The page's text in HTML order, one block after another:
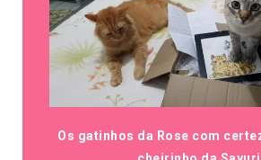
Os gatinhos da Rose com